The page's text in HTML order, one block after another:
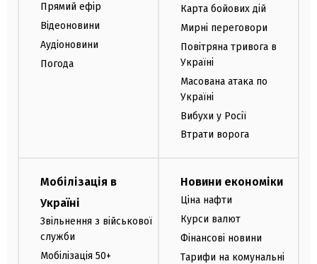
Прямий ефір
Відеоновини
Аудіоновини
Погода
Карта бойових дій
Мирні переговори
Повітряна тривога в
Україні
Масована атака по
Україні
Вибухи у Росії
Втрати ворога
Мобілізація в
Україні
Звільнення з військової
служби
Мобілізація 50+
Новини економіки
Ціна нафти
Курси валют
Фінансові новини
Тарифи на комунальні